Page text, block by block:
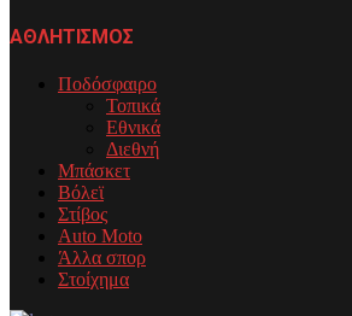
ΑΘΛΗΤΙΣΜΟΣ
Ποδόσφαιρο
Τοπικά
Εθνικά
Διεθνή
Μπάσκετ
Βόλεϊ
Στίβος
Auto Moto
Άλλα σπορ
Στοίχημα